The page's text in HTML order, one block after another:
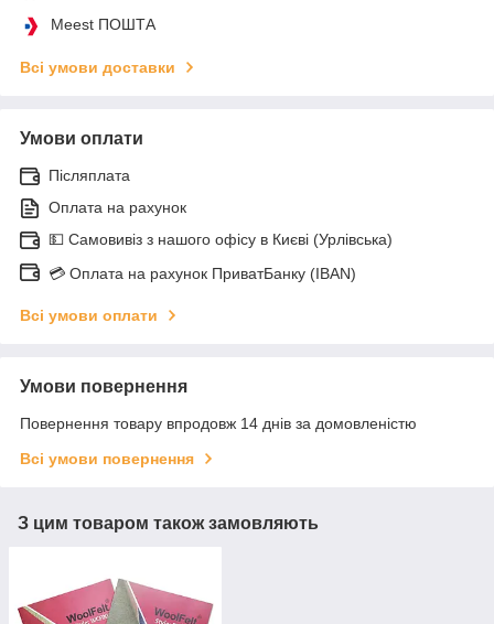
Meest ПОШТА
Всі умови доставки
Умови оплати
Післяплата
Оплата на рахунок
💵 Самовивіз з нашого офісу в Києві (Урлівська)
💳 Оплата на рахунок ПриватБанку (IBAN)
Всі умови оплати
Умови повернення
Повернення товару впродовж 14 днів за домовленістю
Всі умови повернення
З цим товаром також замовляють